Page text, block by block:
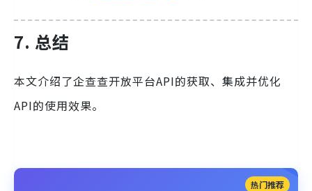
7. 总结
本文介绍了企查查开放平台API的获取、集成并优化
API的使用效果。
热门推荐